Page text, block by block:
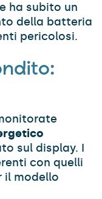
ha subito un
della batteria
pericolosi.
sul display. I
con quelli
il modello